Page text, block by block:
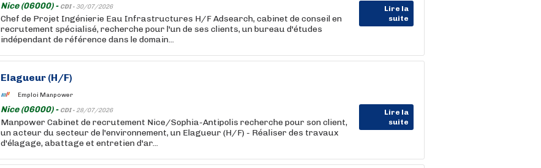
Nice (06000) - CDI - 30/07/2026
Lire la
suite
Chef de Projet Ingénierie Eau Infrastructures H/F Adsearch, cabinet de conseil en
recrutement spécialisé, recherche pour l'un de ses clients, un bureau d'études
indépendant de référence dans le domain...
Elagueur (H/F)
Emploi Manpower
Nice (06000) - CDI - 28/07/2026
Lire la
suite
Manpower Cabinet de recrutement Nice/Sophia-Antipolis recherche pour son client,
un acteur du secteur de l'environnement, un Elagueur (H/F) - Réaliser des travaux
d'élagage, abattage et entretien d'ar...